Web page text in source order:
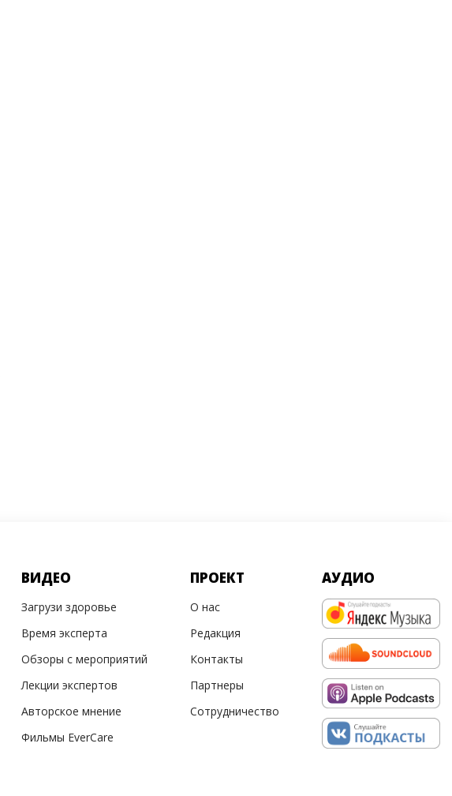
ВИДЕО
Загрузи здоровье
Время эксперта
Обзоры с мероприятий
Лекции экспертов
Авторское мнение
Фильмы EverCare
ПРОЕКТ
О нас
Редакция
Контакты
Партнеры
Сотрудничество
АУДИО